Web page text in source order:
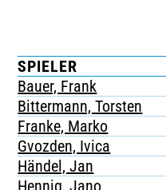
TICKETING
SPIELER
Bauer, Frank
Bittermann, Torsten
Franke, Marko
Gvozden, Ivica
Händel, Jan
Hennig, Jano